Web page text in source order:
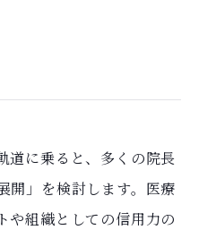
道に乗ると、多くの院長
開」を検討します。医療
や組織としての信用力の